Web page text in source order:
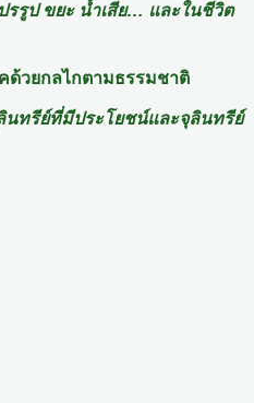
รรูป ขยะ น้ำเสีย… และในชีวิต
ด้วยกลไกตามธรรมชาติ
นทรีย์ที่มีประโยชน์และจุลินทรีย์